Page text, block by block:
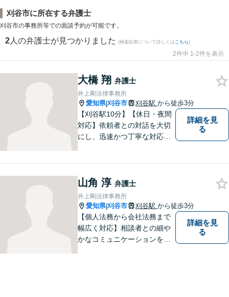
刈谷市に所在する弁護士
刈谷市の事務所等での面談予約が可能です。
2 人の弁護士が見つかりました (検索結果について詳しくは こちら)
2件中 1-2件を表示
大橋 翔 弁護士
井上剛法律事務所
愛知県|刈谷市 刈谷駅 から徒歩3分
【刈谷駅10分】【休日・夜間
対応】依頼者との対話を大切
にし、迅速かつ丁寧な対応を
サービスを提供。【駐車場完
備】
詳細を見
る
山角 淳 弁護士
井上剛法律事務所
愛知県|刈谷市 刈谷駅 から徒歩3分
【個人法務から会社法務まで
幅広く対応】相談者との細や
かなコミュニケーションを大
詳細を見
る